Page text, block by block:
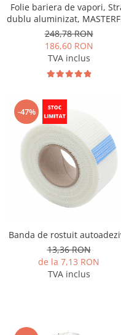
Folie bariera de vapori,
dublu aluminizat,
SD 100 ALU, 75 mp
248,78 RON
186,60 RON
TVA inclus
-47%
Banda de rostuit
13,36 RON
de la 7,13 RON
TVA inclus